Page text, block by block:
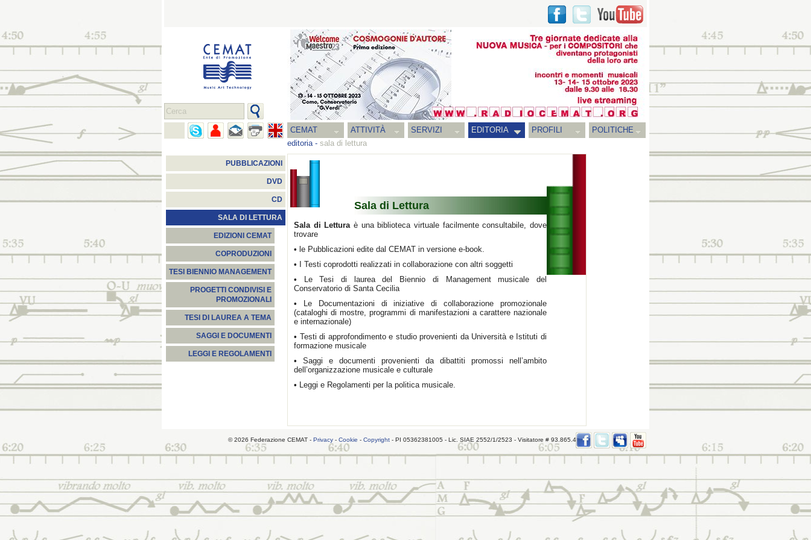
CEMAT ATTIVITÀ SERVIZI EDITORIA PROFILI
POLITICHE
editoria- sala di lettura
PUBBLICAZIONI
DVD
CD
SALA DI LETTURA
EDIZIONI CEMAT
COPRODUZIONI
TESI BIENNIO MANAGEMENT
PROGETTI CONDIVISI E
PROMOZIONALI
TESI DI LAUREA A TEMA
SAGGI E DOCUMENTI
LEGGI E REGOLAMENTI
Sala di Lettura
Sala di Letturaè una biblioteca virtuale facilmente consultabile, dove
trovare
• le Pubblicazioni edite dal CEMAT in versione e-book.
• I Testi coprodotti realizzati in collaborazione con altri soggetti
• Le Tesi di laurea del Biennio di Management musicale del
Conservatorio di Santa Cecilia
• Le Documentazioni di iniziative di collaborazione promozionale
(cataloghi di mostre, programmi di manifestazioni a carattere nazionale
e internazionale)
• Testi di approfondimento e studio provenienti da Università e Istituti di
formazione musicale
• Saggi e documenti provenienti da dibattiti promossi nell’ambito
dell’organizzazione musicale e culturale
• Leggi e Regolamenti per la politica musicale.
© 2026 Federazione CEMAT - Privacy- Cookie - Copyright- PI 05362381005 - Lic. SIAE 2552/1/2523 - Visitatore # 93.865.408